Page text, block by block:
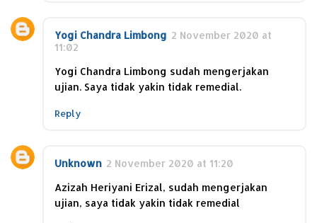
Yogi Chandra Limbong 2 November 2020 at
11:02
Yogi Chandra Limbong sudah mengerjakan
ujian. Saya tidak yakin tidak remedial.
Reply
Unknown 2 November 2020 at 11:20
Azizah Heriyani Erizal, sudah mengerjakan
ujian, saya tidak yakin tidak remedial